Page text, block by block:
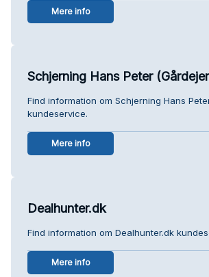
Mere info
Schjerning Hans Peter
Find information om Schjerning Hans
kundeservice.
Mere info
Dealhunter.dk
Find information om Dealhunter.dk
Mere info